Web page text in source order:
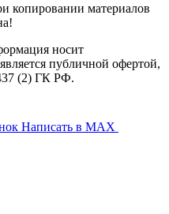
копировании материалов
носит
публичной офертой,
(2) ГК РФ.
Написать в MAX